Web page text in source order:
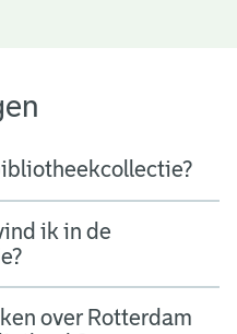
ik in de
over Rotterdam